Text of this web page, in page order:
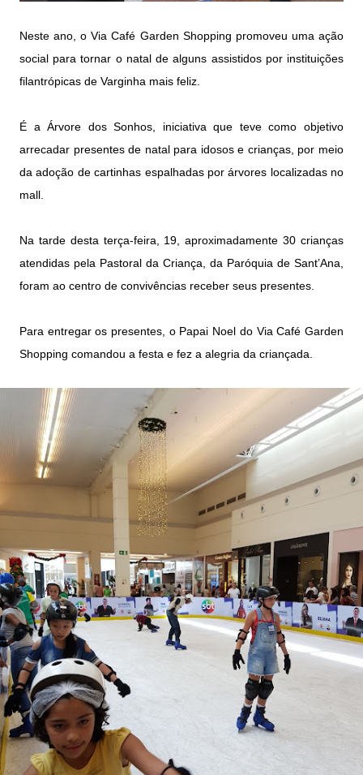
Neste ano, o Via Café Garden Shopping promoveu uma ação
social para tornar o natal de alguns assistidos por instituições
filantrópicas de Varginha mais feliz.
É a Árvore dos Sonhos, iniciativa que teve como objetivo
arrecadar presentes de natal para idosos e crianças, por meio
da adoção de cartinhas espalhadas por árvores localizadas no
mall.
Na tarde desta terça-feira, 19, aproximadamente 30 crianças
atendidas pela Pastoral da Criança, da Paróquia de Sant’Ana,
foram ao centro de convivências receber seus presentes.
Para entregar os presentes, o Papai Noel do Via Café Garden
Shopping comandou a festa e fez a alegria da criançada.